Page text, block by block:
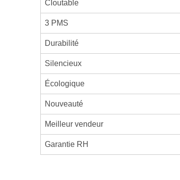
Cloutable
3 PMS
Durabilité
Silencieux
Écologique
Nouveauté
Meilleur vendeur
Garantie RH